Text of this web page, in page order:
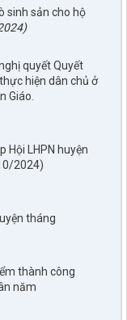
sinh sản cho hộ
quyết Quyết
hiện dân chủ ở
Giáo.
Hội LHPN huyện
2024)
tháng
thành công
năm
thường, hỗ trợ
Hồbản Phủ -